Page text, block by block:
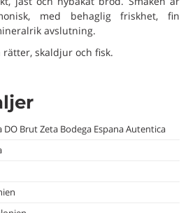
med behaglig friskhet, fin
avslutning.
rätter, skaldjur och fisk.
DO Brut Zeta Bodega Espana Autentica